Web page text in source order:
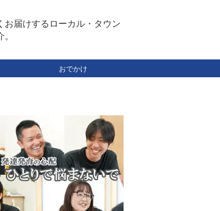
お届けするローカル・タウン
おでかけ